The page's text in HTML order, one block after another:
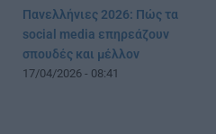
Πανελλήνιες 2026: Πώς τα
social media επηρεάζουν
σπουδές και μέλλον
17/04/2026 - 08:41